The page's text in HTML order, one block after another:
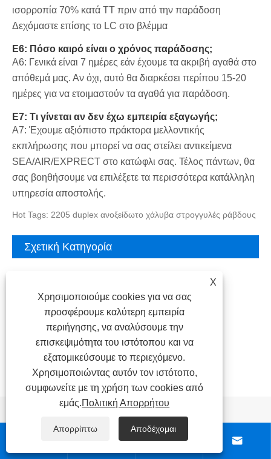
ισορροπία 70% κατά TT πριν από την παράδοση
Δεχόμαστε επίσης το LC στο βλέμμα
Ε6: Πόσο καιρό είναι ο χρόνος παράδοσης;
A6: Γενικά είναι 7 ημέρες εάν έχουμε τα ακριβή αγαθά στο
απόθεμά μας. Αν όχι, αυτό θα διαρκέσει περίπου 15-20
ημέρες για να ετοιμαστούν τα αγαθά για παράδοση.
Ε7: Τι γίνεται αν δεν έχω εμπειρία εξαγωγής;
A7: Έχουμε αξιόπιστο πράκτορα μελλοντικής
εκπλήρωσης που μπορεί να σας στείλει αντικείμενα
SEA/AIR/EXPRECT στο κατώφλι σας. Τέλος πάντων, θα
σας βοηθήσουμε να επιλέξετε τα περισσότερα κατάλληλη
υπηρεσία αποστολής.
Hot Tags: 2205 duplex ανοξείδωτο χάλυβα στρογγυλές ράβδους
Σχετική Κατηγορία
Σωλήνας από ανοξείδωτο χάλυβα
Πηνίο από ανοξείδωτο χάλυβα
Μπαρ από ανοξείδωτο χάλυβα
Προφίλ από ανοξείδωτο χάλυβα
Αποστολή Ερώτησης
 
X
Χρησιμοποιούμε cookies για να σας
προσφέρουμε καλύτερη εμπειρία
περιήγησης, να αναλύσουμε την
επισκεψιμότητα του ιστότοπου και να
εξατομικεύσουμε το περιεχόμενο.
Χρησιμοποιώντας αυτόν τον ιστότοπο,
συμφωνείτε με τη χρήση των cookies από
εμάς.Πολιτική Απορρήτου
Απορρίπτω Αποδέχομαι